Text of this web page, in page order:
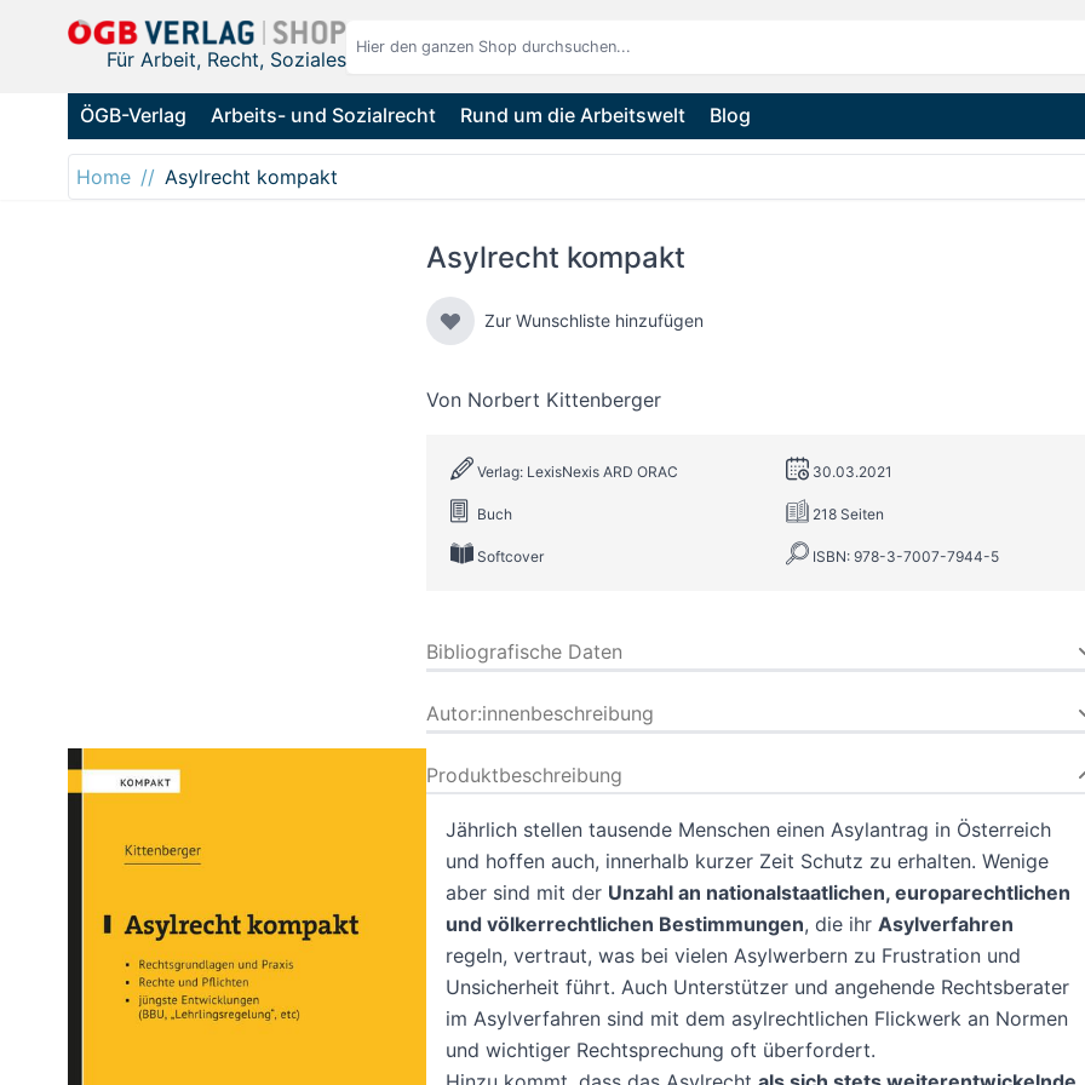
Direkt zum Inhalt
Für Arbeit, Recht, Soziales
ÖGB-Verlag Arbeits- und Sozialrecht Rund um die Arbeitswelt Blog
Home Asylrecht kompakt
Asylrecht kompakt
Zur Wunschliste hinzufügen
Von Norbert Kittenberger
Verlag: LexisNexis ARD ORAC 30.03.2021
Buch 218 Seiten
Softcover ISBN: 978-3-7007-7944-5
Bibliografische Daten
Autor:innenbeschreibung
Produktbeschreibung
Jährlich stellen tausende Menschen einen Asylantrag in Österreich
und hoffen auch, innerhalb kurzer Zeit Schutz zu erhalten. Wenige
aber sind mit der Unzahl an nationalstaatlichen, europarechtlichen
und völkerrechtlichen Bestimmungen, die ihr Asylverfahren
regeln, vertraut, was bei vielen Asylwerbern zu Frustration und
Unsicherheit führt. Auch Unterstützer und angehende Rechtsberater
im Asylverfahren sind mit dem asylrechtlichen Flickwerk an Normen
und wichtiger Rechtsprechung oft überfordert.